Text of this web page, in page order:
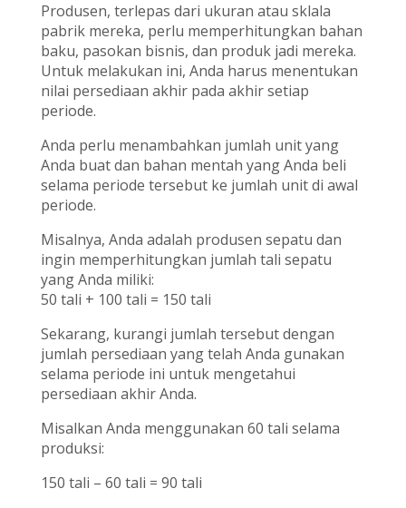
Produsen, terlepas dari ukuran atau sklala
pabrik mereka, perlu memperhitungkan bahan
baku, pasokan bisnis, dan produk jadi mereka.
Untuk melakukan ini, Anda harus menentukan
nilai persediaan akhir pada akhir setiap
periode.
Anda perlu menambahkan jumlah unit yang
Anda buat dan bahan mentah yang Anda beli
selama periode tersebut ke jumlah unit di awal
periode.
Misalnya, Anda adalah produsen sepatu dan
ingin memperhitungkan jumlah tali sepatu
yang Anda miliki:
50 tali + 100 tali = 150 tali
Sekarang, kurangi jumlah tersebut dengan
jumlah persediaan yang telah Anda gunakan
selama periode ini untuk mengetahui
persediaan akhir Anda.
Misalkan Anda menggunakan 60 tali selama
produksi:
150 tali – 60 tali = 90 tali